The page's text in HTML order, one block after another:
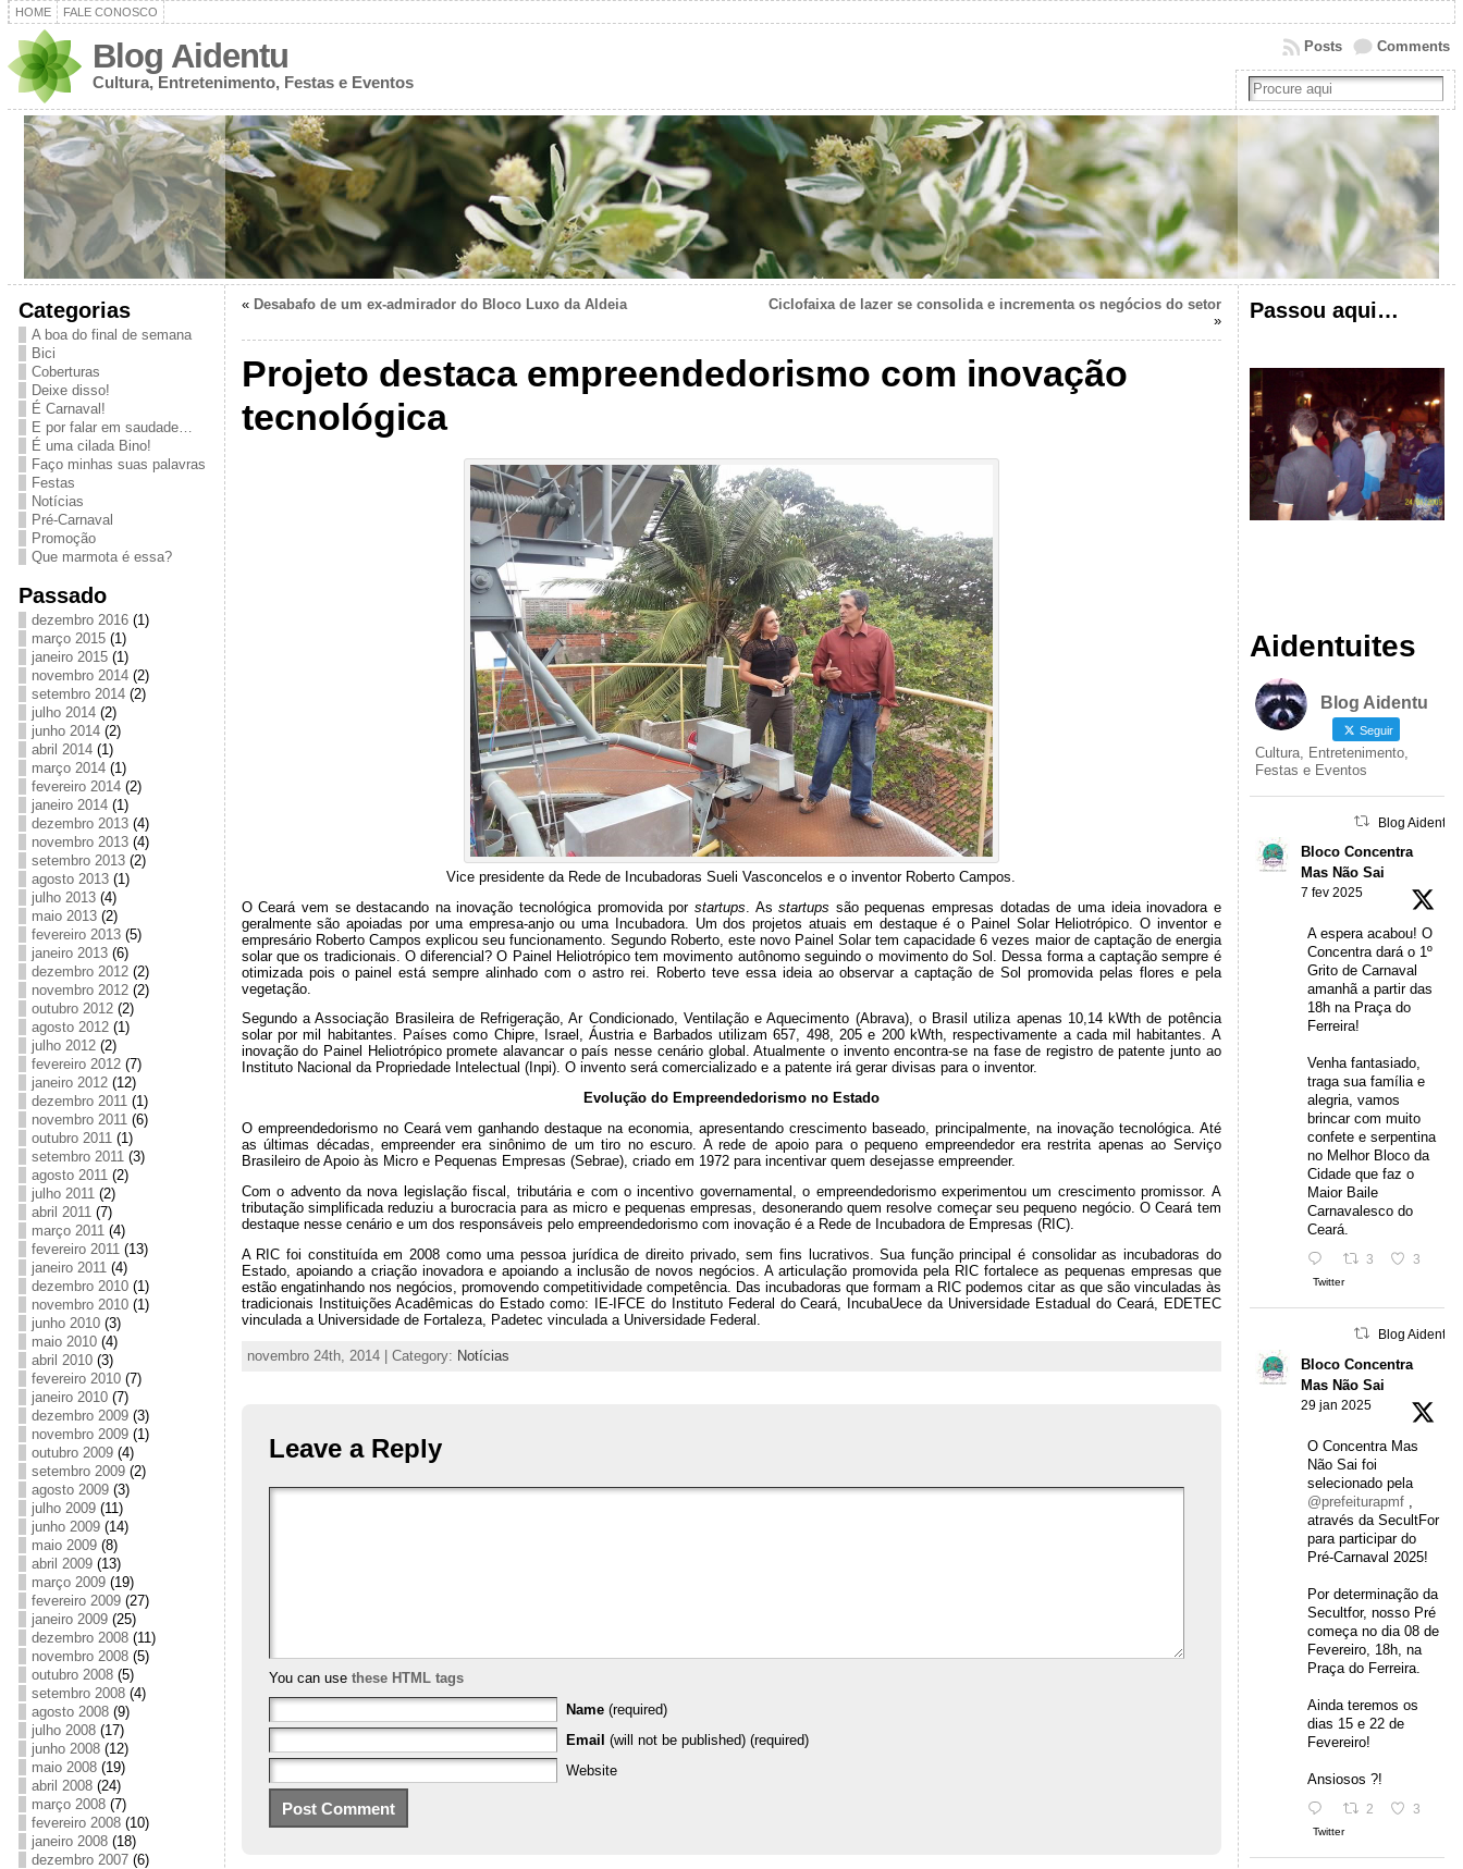
HOME FALE CONOSCO
Blog Aidentu
Cultura, Entretenimento, Festas e Eventos
Comments
Posts
Categorias
A boa do final de semana
Bici
Coberturas
Deixe disso!
É Carnaval!
E por falar em saudade…
É uma cilada Bino!
Faço minhas suas palavras
Festas
Notícias
Pré-Carnaval
Promoção
Que marmota é essa?
Passado
dezembro 2016(1)
março 2015(1)
janeiro 2015(1)
novembro 2014(2)
setembro 2014(2)
julho 2014(2)
junho 2014(2)
abril 2014(1)
março 2014(1)
fevereiro 2014(2)
janeiro 2014(1)
dezembro 2013(4)
novembro 2013(4)
setembro 2013(2)
agosto 2013(1)
julho 2013(4)
maio 2013(2)
fevereiro 2013(5)
janeiro 2013(6)
dezembro 2012(2)
novembro 2012(2)
outubro 2012(2)
agosto 2012(1)
julho 2012(2)
fevereiro 2012(7)
janeiro 2012(12)
dezembro 2011(1)
novembro 2011(6)
outubro 2011(1)
setembro 2011(3)
agosto 2011(2)
julho 2011(2)
abril 2011(7)
março 2011(4)
fevereiro 2011(13)
janeiro 2011(4)
dezembro 2010(1)
novembro 2010(1)
junho 2010(3)
maio 2010(4)
abril 2010(3)
fevereiro 2010(7)
janeiro 2010(7)
dezembro 2009(3)
novembro 2009(1)
outubro 2009(4)
setembro 2009(2)
agosto 2009(3)
julho 2009(11)
junho 2009(14)
maio 2009(8)
abril 2009(13)
março 2009(19)
fevereiro 2009(27)
janeiro 2009(25)
dezembro 2008(11)
novembro 2008(5)
outubro 2008(5)
setembro 2008(4)
agosto 2008(9)
julho 2008(17)
junho 2008(12)
maio 2008(19)
abril 2008(24)
março 2008(7)
fevereiro 2008(10)
janeiro 2008(18)
dezembro 2007(6)
« Desabafo de um ex-admirador do Bloco Luxo da Aldeia
Ciclofaixa de lazer se consolida e incrementa os negócios do setor
»
Projeto destaca empreendedorismo com inovação
tecnológica
Vice presidente da Rede de Incubadoras Sueli Vasconcelos e o inventor Roberto Campos.
O Ceará vem se destacando na inovação tecnológica promovida por startups . Asstartups são pequenas empresas dotadas de uma ideia inovadora e
geralmente são apoiadas por uma empresa-anjo ou uma Incubadora. Um dos projetos atuais em destaque é o Painel Solar Heliotrópico. O inventor e
empresário Roberto Campos explicou seu funcionamento. Segundo Roberto, este novo Painel Solar tem capacidade 6 vezes maior de captação de energia
solar que os tradicionais. O diferencial? O Painel Heliotrópico tem movimento autônomo seguindo o movimento do Sol. Dessa forma a captação sempre é
otimizada pois o painel está sempre alinhado com o astro rei. Roberto teve essa ideia ao observar a captação de Sol promovida pelas flores e pela
vegetação.
Segundo a Associação Brasileira de Refrigeração, Ar Condicionado, Ventilação e Aquecimento (Abrava), o Brasil utiliza apenas 10,14 kWth de potência
solar por mil habitantes. Países como Chipre, Israel, Áustria e Barbados utilizam 657, 498, 205 e 200 kWth, respectivamente a cada mil habitantes. A
inovação do Painel Heliotrópico promete alavancar o país nesse cenário global. Atualmente o invento encontra-se na fase de registro de patente junto ao
Instituto Nacional da Propriedade Intelectual (Inpi). O invento será comercializado e a patente irá gerar divisas para o inventor.
Evolução do Empreendedorismo no Estado
O empreendedorismo no Ceará vem ganhando destaque na economia, apresentando crescimento baseado, principalmente, na inovação tecnológica. Até
as últimas décadas, empreender era sinônimo de um tiro no escuro. A rede de apoio para o pequeno empreendedor era restrita apenas ao Serviço
Brasileiro de Apoio às Micro e Pequenas Empresas (Sebrae), criado em 1972 para incentivar quem desejasse empreender.
Com o advento da nova legislação fiscal, tributária e com o incentivo governamental, o empreendedorismo experimentou um crescimento promissor. A
tributação simplificada reduziu a burocracia para as micro e pequenas empresas, desonerando quem resolve começar seu pequeno negócio. O Ceará tem
destaque nesse cenário e um dos responsáveis pelo empreendedorismo com inovação é a Rede de Incubadora de Empresas (RIC).
A RIC foi constituída em 2008 como uma pessoa jurídica de direito privado, sem fins lucrativos. Sua função principal é consolidar as incubadoras do
Estado, apoiando a criação inovadora e apoiando a inclusão de novos negócios. A articulação promovida pela RIC fortalece as pequenas empresas que
estão engatinhando nos negócios, promovendo competitividade competência. Das incubadoras que formam a RIC podemos citar as que são vinculadas às
tradicionais Instituições Acadêmicas do Estado como: IE-IFCE do Instituto Federal do Ceará, IncubaUece da Universidade Estadual do Ceará, EDETEC
vinculada a Universidade de Fortaleza, Padetec vinculada a Universidade Federal.
novembro 24th, 2014 | Category: Notícias
Leave a Reply
You can use these HTML tags
Name (required)
Email (will not be published) (required)
Website
Passou aqui…
Aidentuites
Blog Aidentu
Seguir
Cultura, Entretenimento,
Festas e Eventos
Blog Aidentu
Bloco Concentra
Mas Não Sai
7 fev 2025
A espera acabou! O
Concentra dará o 1º
Grito de Carnaval
amanhã a partir das
18h na Praça do
Ferreira!
Venha fantasiado,
traga sua família e
alegria, vamos
brincar com muito
confete e serpentina
no Melhor Bloco da
Cidade que faz o
Maior Baile
Carnavalesco do
Ceará.
3 3
Twitter
Blog Aidentu
Bloco Concentra
Mas Não Sai
29 jan 2025
O Concentra Mas
Não Sai foi
selecionado pela
@prefeiturapmf,
através da SecultFor
para participar do
Pré-Carnaval 2025!
Por determinação da
Secultfor, nosso Pré
começa no dia 08 de
Fevereiro, 18h, na
Praça do Ferreira.
Ainda teremos os
dias 15 e 22 de
Fevereiro!
Ansiosos ?!
2 3
Twitter